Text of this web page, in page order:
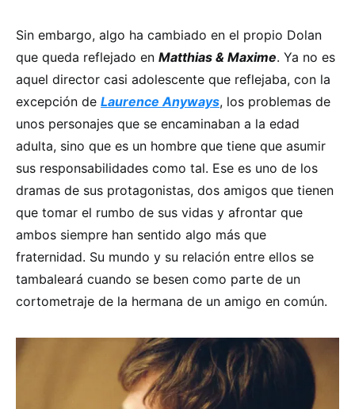
Sin embargo, algo ha cambiado en el propio Dolan
que queda reflejado en Matthias & Maxime. Ya no es
aquel director casi adolescente que reflejaba, con la
excepción de Laurence Anyways, los problemas de
unos personajes que se encaminaban a la edad
adulta, sino que es un hombre que tiene que asumir
sus responsabilidades como tal. Ese es uno de los
dramas de sus protagonistas, dos amigos que tienen
que tomar el rumbo de sus vidas y afrontar que
ambos siempre han sentido algo más que
fraternidad. Su mundo y su relación entre ellos se
tambaleará cuando se besen como parte de un
cortometraje de la hermana de un amigo en común.